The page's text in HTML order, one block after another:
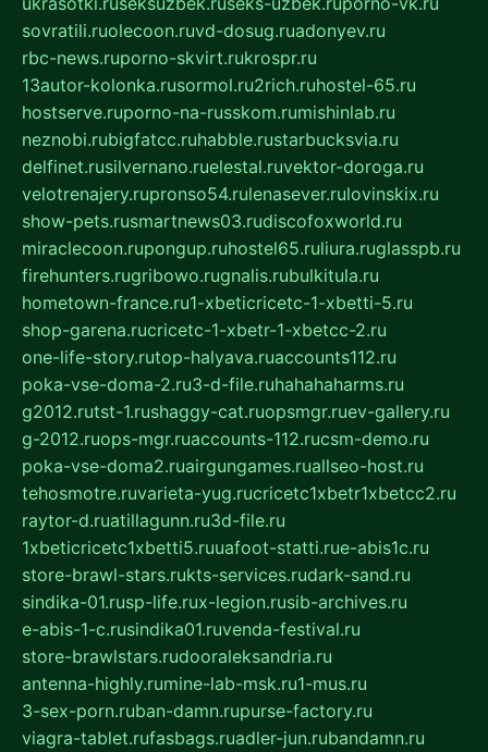
sovratili.ruolecoon.ruvd-dosug.ruadonyev.ru
rbc-news.ruporno-skvirt.rukrospr.ru
13autor-kolonka.rusormol.ru2rich.ruhostel-65.ru
hostserve.ruporno-na-russkom.rumishinlab.ru
neznobi.rubigfatcc.ruhabble.rustarbucksvia.ru
delfinet.rusilvernano.ruelestal.ruvektor-doroga.ru
velotrenajery.rupronso54.rulenasever.rulovinskix.ru
show-pets.rusmartnews03.rudiscofoxworld.ru
miraclecoon.rupongup.ruhostel65.ruliura.ruglasspb.ru
firehunters.rugribowo.rugnalis.rubulkitula.ru
hometown-france.ru1-xbeticricetc-1-xbetti-5.ru
shop-garena.rucricetc-1-xbetr-1-xbetcc-2.ru
one-life-story.rutop-halyava.ruaccounts112.ru
poka-vse-doma-2.ru3-d-file.ruhahahaharms.ru
g2012.rutst-1.rushaggy-cat.ruopsmgr.ruev-gallery.ru
g-2012.ruops-mgr.ruaccounts-112.rucsm-demo.ru
poka-vse-doma2.ruairgungames.ruallseo-host.ru
tehosmotre.ruvarieta-yug.rucricetc1xbetr1xbetcc2.ru
raytor-d.ruatillagunn.ru3d-file.ru
1xbeticricetc1xbetti5.ruuafoot-statti.rue-abis1c.ru
store-brawl-stars.rukts-services.rudark-sand.ru
sindika-01.rusp-life.rux-legion.rusib-archives.ru
e-abis-1-c.rusindika01.ruvenda-festival.ru
store-brawlstars.rudooraleksandria.ru
antenna-highly.rumine-lab-msk.ru1-mus.ru
3-sex-porn.ruban-damn.rupurse-factory.ru
viagra-tablet.rufasbags.ruadler-jun.rubandamn.ru